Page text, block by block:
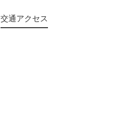
交通アクセス